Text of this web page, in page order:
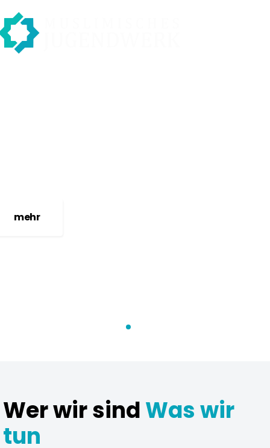
mehr
Wer wir sindWas wir
tun